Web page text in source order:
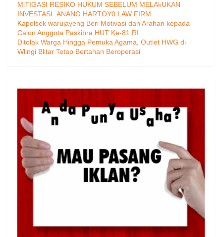
MiTIGASI RESIKO HUKUM SEBELUM MELAkUKAN
INVESTASI .ANANG HARTOY0 LAW FIRM
Kapolsek warujayeng Beri Motivasi dan Arahan kepada
Calon Anggota Paskibra HUT Ke-81 RI
Ditolak Warga Hingga Pemuka Agama, Outlet HWG di
Wlingi Blitar Tetap Bertahan Beroperasi